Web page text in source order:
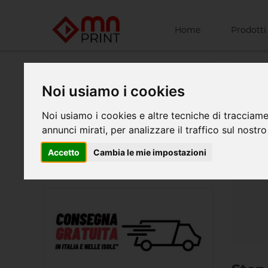
Noi usiamo i cookies
Noi usiamo i cookies e altre tecniche di
annunci mirati, per analizzare il traffico sul
Accetto Cambia le mie impostazioni
Home Prodotti
Con